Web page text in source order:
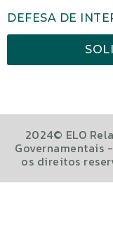
DEFESA DE
2024© ELO
Governamentais
os direitos